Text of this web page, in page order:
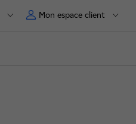
Mon espace client